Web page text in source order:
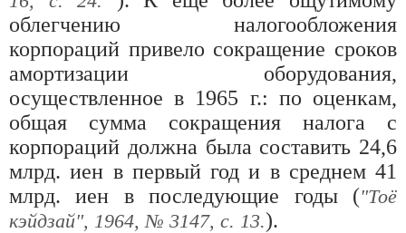
облегчению налогообложения
корпораций привело сокращение сроков
амортизации оборудования,
осуществленное в 1965 г.: по оценкам,
общая сумма сокращения налога с
корпораций должна была составить 24,6
млрд. иен в первый год и в среднем 41
млрд. иен в последующие годы ("Тоё
кэйдзай", 1964, № 3147, с. 13.).